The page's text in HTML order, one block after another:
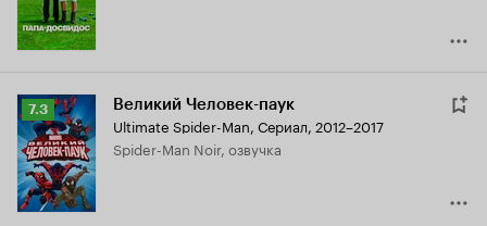
Рейтинг
Кинопоиска
7.3
7.3 Великий Человек-паук
Ultimate Spider-Man, Сериал, 2012–2017
Spider-Man Noir, озвучка